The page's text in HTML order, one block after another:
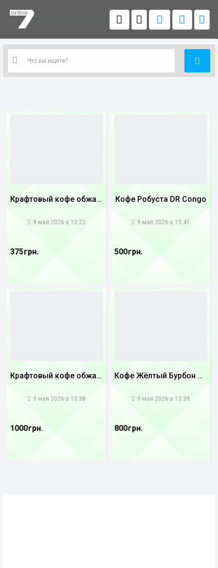
Крафтовый кофе обжареный купаж арабики 5...
9 мая 2026 в 13:22
375 грн.
Кофе Робуста DR Congo
9 мая 2026 в 13:41
500 грн.
Крафтовый кофе обжареный Танзания
9 мая 2026 в 13:38
1000 грн.
Кофе Жёлтый Бурбон Бразилия
9 мая 2026 в 13:39
800 грн.